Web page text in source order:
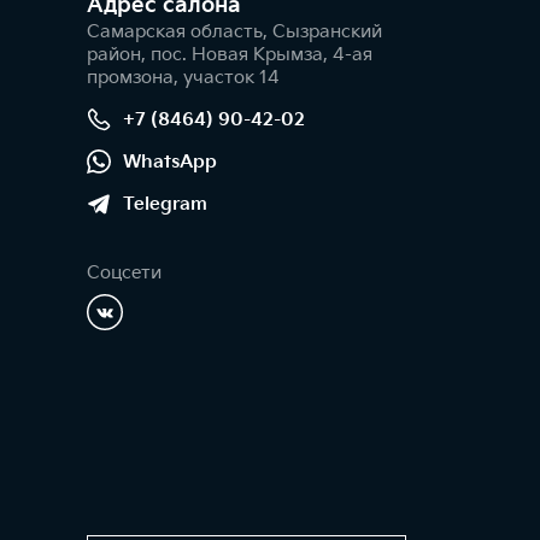
Адрес салонa
Самарская область, Сызранский
район, пос. Новая Крымза, 4-ая
промзона, участок 14
+7 (8464) 90-42-02
WhatsApp
Telegram
Соцсети